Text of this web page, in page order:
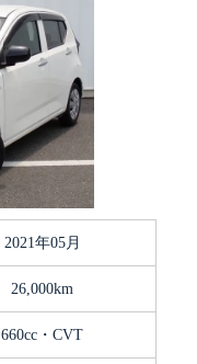
2021年05月
26,000km
660cc・CVT